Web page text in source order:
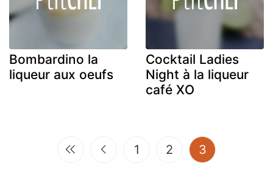
Bombardino la
liqueur aux oeufs
Cocktail Ladies
Night à la liqueur
café XO
1 2 3(current)